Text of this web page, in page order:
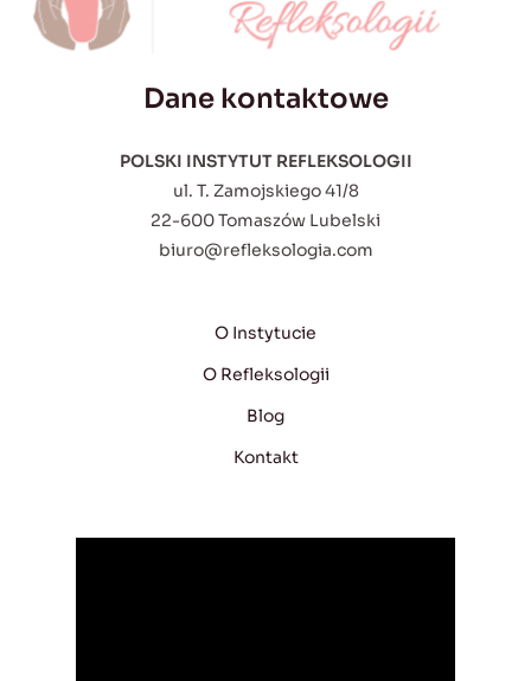
Dane kontaktowe
POLSKI INSTYTUT REFLEKSOLOGII
ul. T. Zamojskiego 41/8
22-600 Tomaszów Lubelski
biuro@refleksologia.com
O Instytucie
O Refleksologii
Blog
Kontakt